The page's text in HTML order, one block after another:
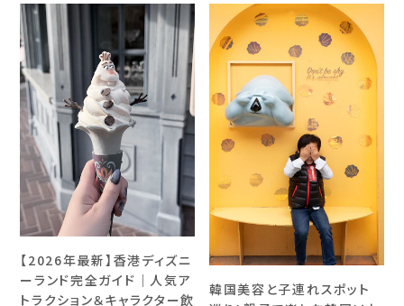
【2026年最新】香港ディズニ
ーランド完全ガイド｜人気ア
トラクション＆キャラクター飲
韓国美容と子連れスポット